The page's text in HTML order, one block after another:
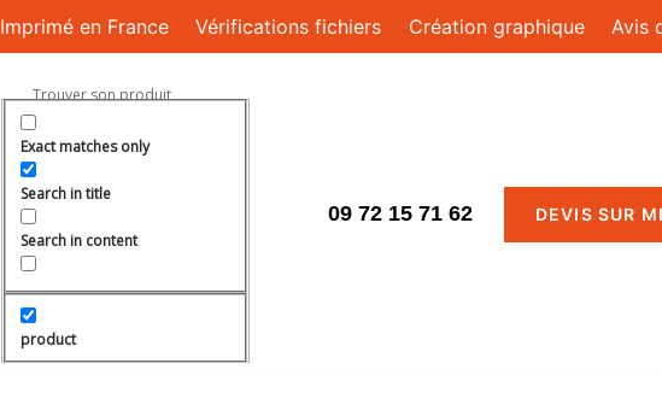
Imprimé en France Vérifications fichiers Création graphique Avis
Exact matches only
Search in title
Search in content
product
09 72 15 71 62 DEVIS SUR